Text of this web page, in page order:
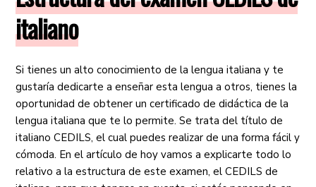
italiano
Si tienes un alto conocimiento de la lengua italiana y te
gustaría dedicarte a enseñar esta lengua a otros, tienes la
oportunidad de obtener un certificado de didáctica de la
lengua italiana que te lo permite. Se trata del título de
italiano CEDILS, el cual puedes realizar de una forma fácil y
cómoda. En el artículo de hoy vamos a explicarte todo lo
relativo a la estructura de este examen, el CEDILS de